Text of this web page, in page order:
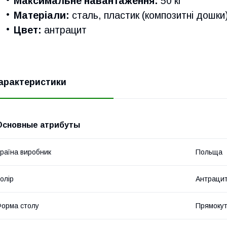
Матеріали: сталь, пластик (композитні
Цвет: антрацит
атрибуты
виробник Польща
столу